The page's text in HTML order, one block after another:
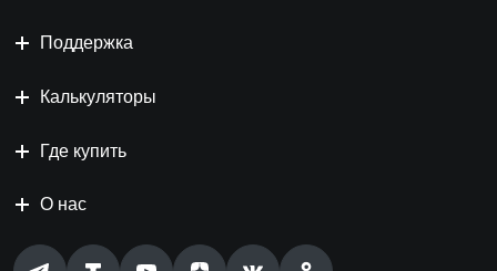
Поддержка
Калькуляторы
Где купить
О нас